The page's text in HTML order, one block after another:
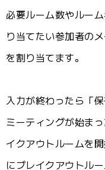
必要ルーム数やルー
り当てたい参加者の
を割り当てます。
入力が終わったら「
ミーティングが始ま
イクアウトルームを
にブレイクアウトル